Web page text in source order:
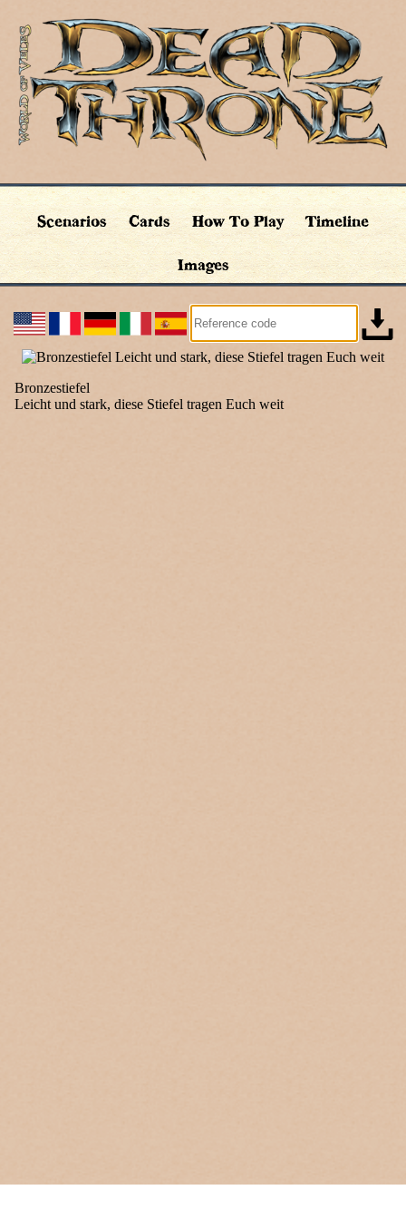
Scenarios Cards How To Play Timeline
Images
Bronzestiefel
Leicht und stark, diese Stiefel tragen Euch weit